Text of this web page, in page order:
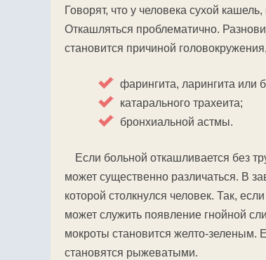
Говорят, что у человека сухой
Откашляться проблематично.
становится причиной
фарингита, ларингита или
катарального трахеита;
бронхиальной астмы.
Если больной откашливается без
может существенно различаться. В
которой столкнулся человек. Так,
может служить появление гнойной
мокроты становится желто-зеленым.
становятся рыжеватыми.